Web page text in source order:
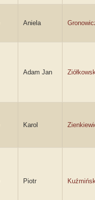
Aniela
Adam Jan
Karol
Piotr